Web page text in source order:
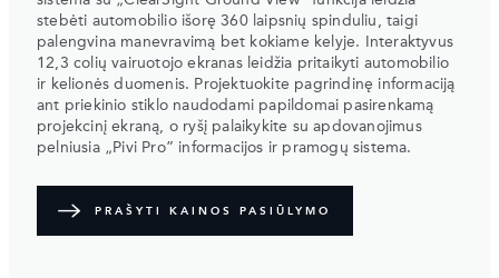
stebėti automobilio išorę 360 laipsnių spinduliu, taigi
palengvina manevravimą bet kokiame kelyje. Interaktyvus
12,3 colių vairuotojo ekranas leidžia pritaikyti automobilio
ir kelionės duomenis. Projektuokite pagrindinę informaciją
ant priekinio stiklo naudodami papildomai pasirenkamą
projekcinį ekraną, o ryšį palaikykite su apdovanojimus
pelniusia „Pivi Pro” informacijos ir pramogų sistema.
PRAŠYTI KAINOS PASIŪLYMO